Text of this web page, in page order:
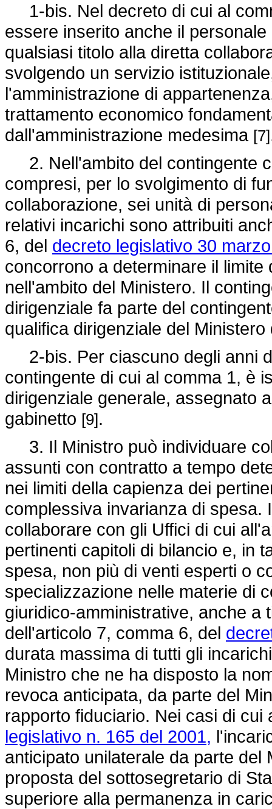
1-bis. Nel decreto di cui al
essere inserito anche il
qualsiasi titolo alla diretta
svolgendo un servizio
l'amministrazione di
trattamento economico
dall'amministrazione medesima [7]
2. Nell'ambito del contingente
compresi, per lo svolgimento di
collaborazione, sei unità di
relativi incarichi sono attribuiti
6, del decreto legislativo 30
concorrono a determinare il
nell'ambito del Ministero. Il
dirigenziale fa parte del
qualifica dirigenziale del
2-bis. Per ciascuno degli anni
contingente di cui al comma 1, è
dirigenziale generale, assegnato
gabinetto [9].
3. Il Ministro può individuare
assunti con contratto a tempo
nei limiti della capienza dei
complessiva invarianza di spesa.
collaborare con gli Uffici di cui
pertinenti capitoli di bilancio e, in
spesa, non più di venti esperti o
specializzazione nelle materie di
giuridico-amministrative, anche a
dell'articolo 7, comma 6, del
durata massima di tutti gli
Ministro che ne ha disposto la
revoca anticipata, da parte del
rapporto fiduciario. Nei casi di
legislativo n. 165 del 2001,
anticipato unilaterale da parte
proposta del sottosegretario di
superiore alla permanenza in